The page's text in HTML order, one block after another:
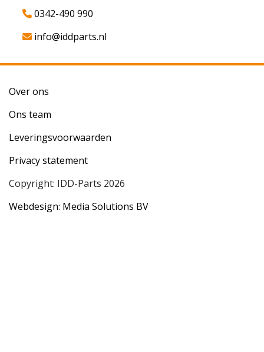
0342-490 990
info@iddparts.nl
Over ons
Ons team
Leveringsvoorwaarden
Privacy statement
Copyright: IDD-Parts 2026
Webdesign: Media Solutions BV